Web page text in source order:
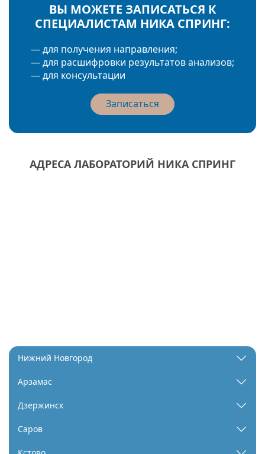
ВЫ МОЖЕТЕ ЗАПИСАТЬСЯ К
СПЕЦИАЛИСТАМ НИКА СПРИНГ:
— для получения направления;
— для расшифровки результатов анализов;
— для консультации
Записаться
АДРЕСА ЛАБОРАТОРИЙ НИКА СПРИНГ
Нижний Новгород
Арзамас
Дзержинск
Саров